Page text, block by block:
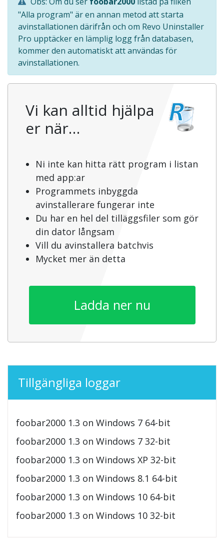
"Alla program" är en annan metod att starta
avinstallationen därifrån och om Revo Uninstaller
Pro upptäcker en lämplig logg från databasen,
kommer den automatiskt att användas för
avinstallationen.
Vi kan alltid hjälpa
er när…
Ni inte kan hitta rätt program i listan
med app:ar
Programmets inbyggda
avinstallerare fungerar inte
Du har en hel del tilläggsfiler som gör
din dator långsam
Vill du avinstallera batchvis
Mycket mer än detta
Ladda ner nu
Tillgängliga loggar
foobar2000 1.3 on Windows 7 64-bit
foobar2000 1.3 on Windows 7 32-bit
foobar2000 1.3 on Windows XP 32-bit
foobar2000 1.3 on Windows 8.1 64-bit
foobar2000 1.3 on Windows 10 64-bit
foobar2000 1.3 on Windows 10 32-bit